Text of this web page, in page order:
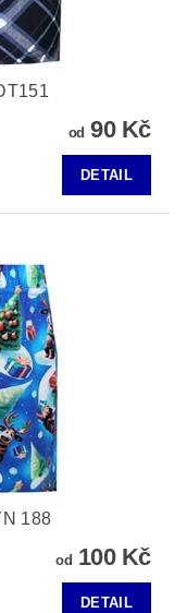
od 90 Kč
DETAIL
188
od 100 Kč
DETAIL